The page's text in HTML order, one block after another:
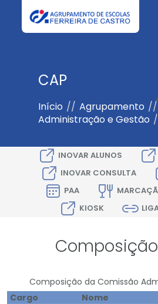
CAP
Início // Agrupamento //
Administração e Gestão
INOVAR ALUNOS
INOVAR CONSULTA
PAA
KIOSK
Composição
Composição da Comissão
Cargo
Nome